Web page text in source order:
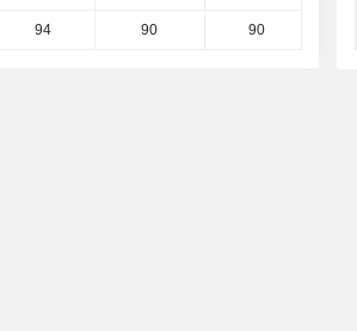
94 90 90